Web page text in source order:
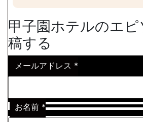
甲子園ホテルのエ
稿する
メールアドレス *
お名前 *